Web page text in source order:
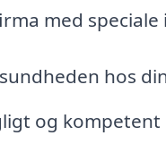
med
hos
og